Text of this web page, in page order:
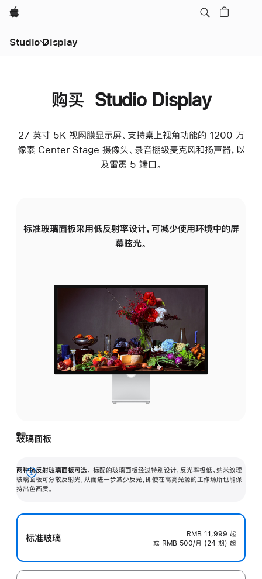
Apple
Studio Display
购买 Studio Display
27 英寸 5K 视网膜显示屏、支持桌上视角功能的 1200 万
像素 Center Stage 摄像头、录音棚级麦克风和扬声器，以
及雷雳 5 端口。
标准玻璃面板采用低反射率设计，可减少使用环境中的屏
幕眩光。
玻璃面板
两种抗反射玻璃面板可选。 标配的玻璃面板经过特别设计，反光率极低。纳米纹理
玻璃面板可分散反射光，从而进一步减少反光，即使在高亮光源的工作场所也能保
持出色画质。
展
开
标准玻璃 RMB 11,999 起
或 RMB 500/月 (24 期) 起